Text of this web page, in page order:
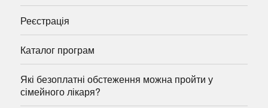
Реєстрація
Каталог програм
Які безоплатні обстеження можна пройти у
сімейного лікаря?